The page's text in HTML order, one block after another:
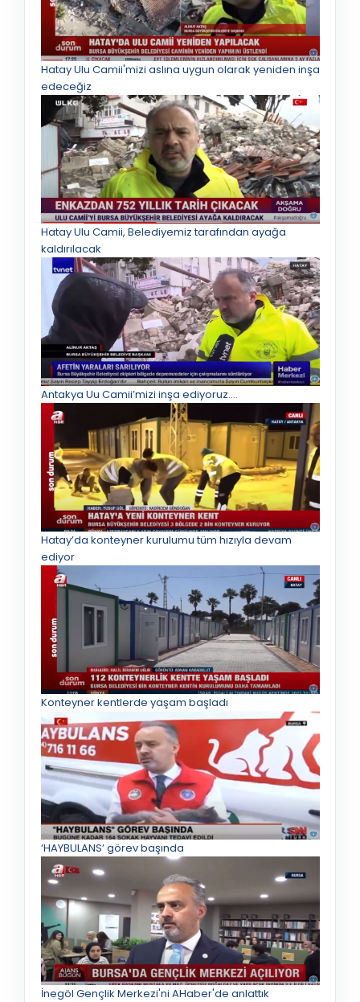
Hatay Ulu Camii'mizi aslına uygun olarak yeniden inşa
edeceğiz
Hatay Ulu Camii, Belediyemiz tarafından ayağa
kaldırılacak
Antakya Uu Camii’mizi inşa ediyoruz.…
Hatay’da konteyner kurulumu tüm hızıyla devam
ediyor
Konteyner kentlerde yaşam başladı
‘HAYBULANS’ görev başında
İnegöl Gençlik Merkezi'ni AHaber'de anlattık